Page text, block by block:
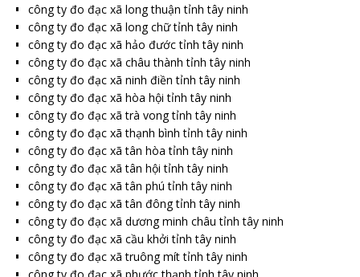
công ty đo đạc xã long thuận tỉnh tây ninh
công ty đo đạc xã long chữ tỉnh tây ninh
công ty đo đạc xã hảo đước tỉnh tây ninh
công ty đo đạc xã châu thành tỉnh tây ninh
công ty đo đạc xã ninh điền tỉnh tây ninh
công ty đo đạc xã hòa hội tỉnh tây ninh
công ty đo đạc xã trà vong tỉnh tây ninh
công ty đo đạc xã thạnh bình tỉnh tây ninh
công ty đo đạc xã tân hòa tỉnh tây ninh
công ty đo đạc xã tân hội tỉnh tây ninh
công ty đo đạc xã tân phú tỉnh tây ninh
công ty đo đạc xã tân đông tỉnh tây ninh
công ty đo đạc xã dương minh châu tỉnh tây ninh
công ty đo đạc xã cầu khởi tỉnh tây ninh
công ty đo đạc xã truông mít tỉnh tây ninh